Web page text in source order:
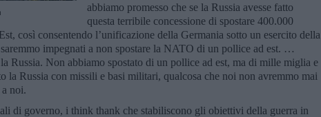
abbiamo promesso che se la Russia avesse fatto
questa terribile concessione di spostare 400.000
così consentendo l’unificazione della Germania sotto un esercito della
impegnati a non spostare la NATO di un pollice ad est. …
Russia. Non abbiamo spostato di un pollice ad est, ma di mille miglia e
la Russia con missili e basi militari, qualcosa che noi non avremmo mai
a noi.
di governo, i think thank che stabiliscono gli obiettivi della guerra in